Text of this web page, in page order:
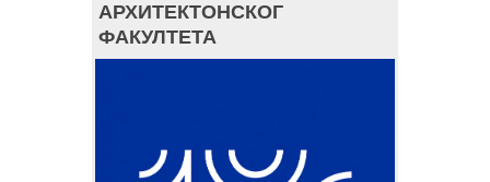
АРХИТЕКТОНСКОГ
ФАКУЛТЕТА